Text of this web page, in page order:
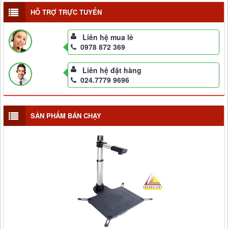
HỖ TRỢ TRỰC TUYẾN
Liên hệ mua lẻ
0978 872 369
Liên hệ đặt hàng
024.7779 9696
SẢN PHẨM BÁN CHẠY